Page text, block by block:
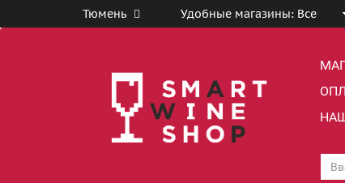
Тюмень Удобные магазины: Все